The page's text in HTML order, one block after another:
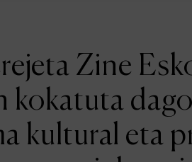
Zine
kokatuta
kultural eta